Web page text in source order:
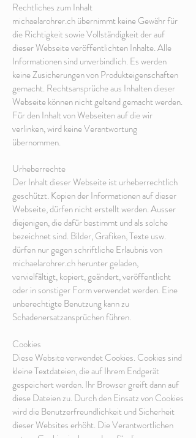
Rechtliches zum Inhalt
michaelarohrer.ch übernimmt keine Gewähr für
die Richtigkeit sowie Vollständigkeit der auf
dieser Webseite veröffentlichten Inhalte. Alle
Informationen sind unverbindlich. Es werden
keine Zusicherungen von Produkteigenschaften
gemacht. Rechtsansprüche aus Inhalten dieser
Webseite können nicht geltend gemacht werden.
Für den Inhalt von Webseiten auf die wir
verlinken, wird keine Verantwortung
übernommen.
Urheberrechte
Der Inhalt dieser Webseite ist urheberrechtlich
geschützt. Kopien der Informationen auf dieser
Webseite, dürfen nicht erstellt werden. Ausser
diejenigen, die dafür bestimmt und als solche
bezeichnet sind. Bilder, Grafiken, Texte usw.
dürfen nur gegen schriftliche Erlaubnis von
michaelarohrer.ch herunter geladen,
vervielfältigt, kopiert, geändert, veröffentlicht
oder in sonstiger Form verwendet werden. Eine
unberechtigte Benutzung kann zu
Schadenersatzansprüchen führen.
Cookies
Diese Website verwendet Cookies. Cookies sind
kleine Textdateien, die auf Ihrem Endgerät
gespeichert werden. Ihr Browser greift dann auf
diese Dateien zu. Durch den Einsatz von Cookies
wird die Benutzerfreundlichkeit und Sicherheit
dieser Websites erhöht. Die Verantwortlichen